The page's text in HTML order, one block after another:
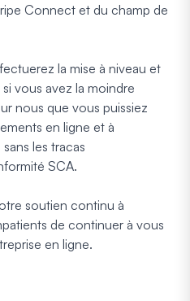
Connect et du champ de
la mise à niveau et
vous avez la moindre
nous que vous puissiez
en ligne et à
les tracas
SCA.
soutien continu à
de continuer à vous
en ligne.